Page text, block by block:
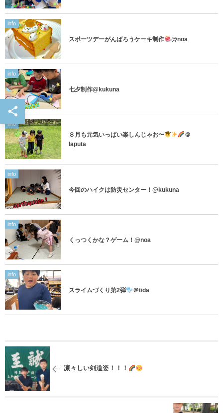
info
スポーツデーがんばろうケーキ制作 @noa
info
七夕制作@kukuna
info
８月も元気いっぱい楽しんじゃお〜
＠
laputa
info
今回のハイクは防災センター！@kukuna
info
くっつくかな？ゲーム！@noa
info
スライムづくり第2弾 ＠tida
凛々しい剣道姿！！！